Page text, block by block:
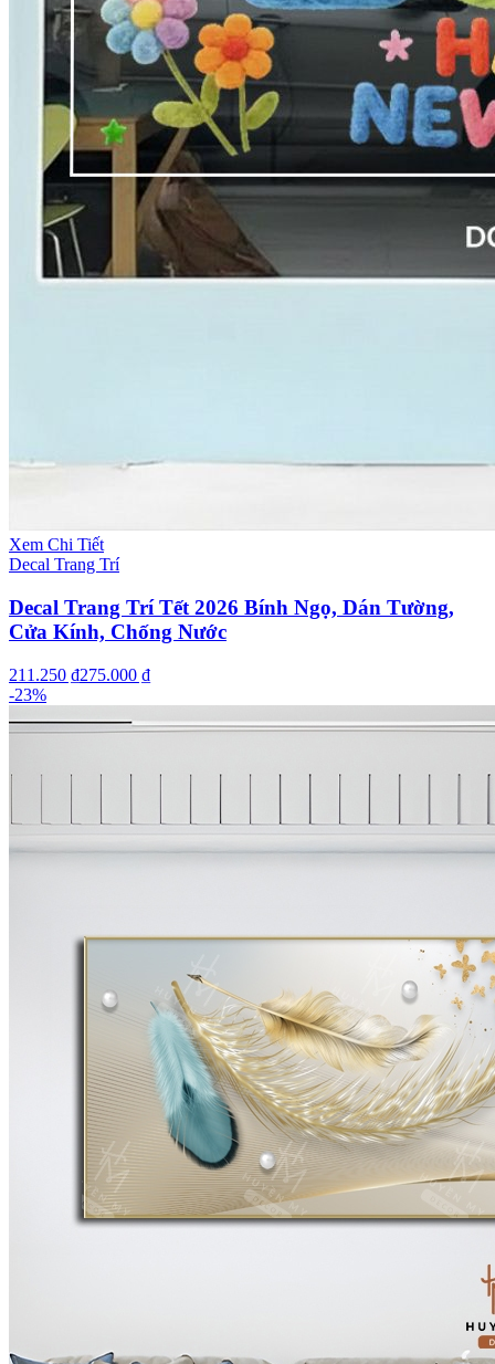
Xem Chi Tiết
Decal Trang Trí
Decal Trang Trí Tết 2026 Bính Ngọ, Dán Tường,
Cửa Kính, Chống Nước
211.250 ₫275.000 ₫
-23%